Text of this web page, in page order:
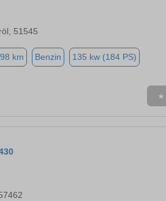
51545
km Benzin 135 kw (184 PS)
★